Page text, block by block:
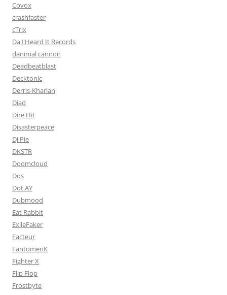
Covox
crashfaster
cTrix
Da ! Heard It Records
danimal cannon
Deadbeatblast
Decktonic
Derris-Kharlan
Diad
Dire Hit
Disasterpeace
Dj Pie
DKSTR
Doomcloud
Dos
Dot.AY
Dubmood
Eat Rabbit
ExileFaker
Facteur
FantomenK
Fighter X
Flip Flop
Frostbyte